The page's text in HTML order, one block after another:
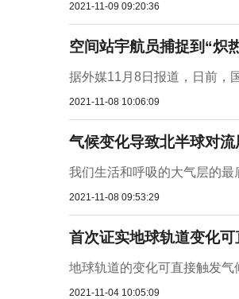
2021-11-09 09:20:36
空间站宇航员捕捉到“炽
据外媒11月8日报道，日前，
2021-11-08 10:06:09
气候变化导致北半球对
我们生活和呼吸的大气层的
2021-11-08 09:53:29
首次证实地球轨道变化
地球轨道的变化可直接触发
2021-11-04 10:05:09